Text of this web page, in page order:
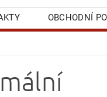
OBCHODNÍ